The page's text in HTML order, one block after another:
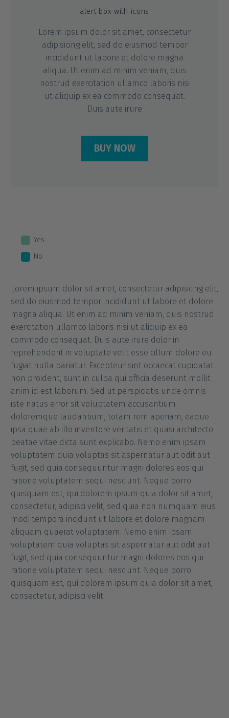
alert box with icons
Lorem ipsum dolor sit amet, consectetur
adipisicing elit, sed do eiusmod tempor
incididunt ut labore et dolore magna
aliqua. Ut enim ad minim veniam, quis
nostrud exercitation ullamco laboris nisi
ut aliquip ex ea commodo consequat.
Duis aute irure
BUY NOW
Yes
No
Lorem ipsum dolor sit amet, consectetur adipisicing elit,
sed do eiusmod tempor incididunt ut labore et dolore
magna aliqua. Ut enim ad minim veniam, quis nostrud
exercitation ullamco laboris nisi ut aliquip ex ea
commodo consequat. Duis aute irure dolor in
reprehenderit in voluptate velit esse cillum dolore eu
fugiat nulla pariatur. Excepteur sint occaecat cupidatat
non proident, sunt in culpa qui officia deserunt mollit
anim id est laborum. Sed ut perspiciatis unde omnis
iste natus error sit voluptatem accusantium
doloremque laudantium, totam rem aperiam, eaque
ipsa quae ab illo inventore veritatis et quasi architecto
beatae vitae dicta sunt explicabo. Nemo enim ipsam
voluptatem quia voluptas sit aspernatur aut odit aut
fugit, sed quia consequuntur magni dolores eos qui
ratione voluptatem sequi nesciunt. Neque porro
quisquam est, qui dolorem ipsum quia dolor sit amet,
consectetur, adipisci velit, sed quia non numquam eius
modi tempora incidunt ut labore et dolore magnam
aliquam quaerat voluptatem. Nemo enim ipsam
voluptatem quia voluptas sit aspernatur aut odit aut
fugit, sed quia consequuntur magni dolores eos qui
ratione voluptatem sequi nesciunt. Neque porro
quisquam est, qui dolorem ipsum quia dolor sit amet,
consectetur, adipisci velit.